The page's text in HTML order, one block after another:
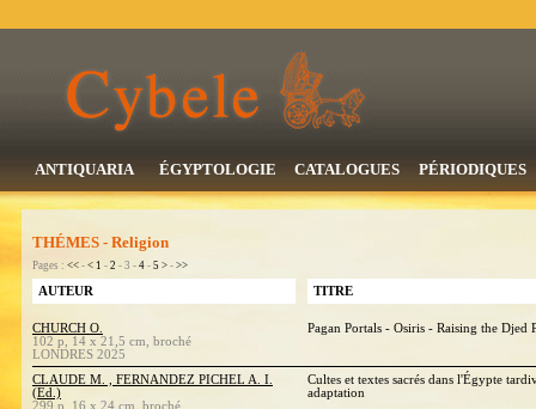
ANTIQUARIA ÉGYPTOLOGIE CATALOGUES PÉRIODIQUES
THÉMES - Religion
Pages : << - < 1 - 2 - 3 - 4 - 5 > - >>
AUTEUR TITRE
CHURCH O.
102 p, 14 x 21,5 cm, broché
LONDRES 2025
Pagan Portals - Osiris - Raising the Djed
CLAUDE M. , FERNANDEZ PICHEL A. I.
(Ed.)
299 p, 16 x 24 cm, broché
Cultes et textes sacrés dans l'Égypte
adaptation